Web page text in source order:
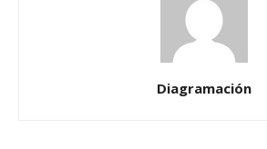
Diagramación